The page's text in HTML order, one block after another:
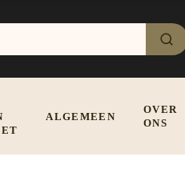
ALGEMEEN
OVER
ONS